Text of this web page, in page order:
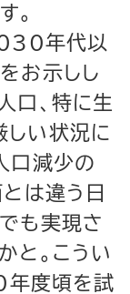
。
年代以
お示しし
口、特に生
い状況に
口減少の
は違う日
も実現さ
と。こうい
度頃を試